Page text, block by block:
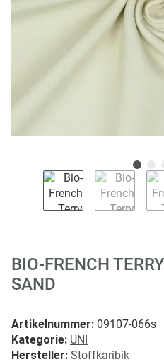
BIO-FRENCH
SAND
Artikelnummer: 09107-066s
Kategorie: UNI
Hersteller: Stoffkaribik